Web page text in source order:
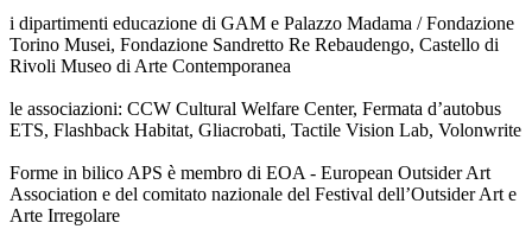
i dipartimenti educazione di GAM e Palazzo Madama / Fondazione
Torino Musei, Fondazione Sandretto Re Rebaudengo, Castello di
Rivoli Museo di Arte Contemporanea
le associazioni: CCW Cultural Welfare Center, Fermata d’autobus
ETS, Flashback Habitat, Gliacrobati, Tactile Vision Lab, Volonwrite
Forme in bilico APS è membro di EOA - European Outsider Art
Association e del comitato nazionale del Festival dell’Outsider Art e
Arte Irregolare